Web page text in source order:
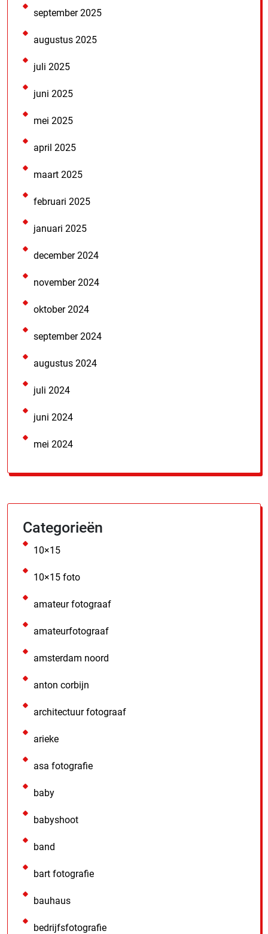
september 2025
augustus 2025
juli 2025
juni 2025
mei 2025
april 2025
maart 2025
februari 2025
januari 2025
december 2024
november 2024
oktober 2024
september 2024
augustus 2024
juli 2024
juni 2024
mei 2024
Categorieën
10×15
10×15 foto
amateur fotograaf
amateurfotograaf
amsterdam noord
anton corbijn
architectuur fotograaf
arieke
asa fotografie
baby
babyshoot
band
bart fotografie
bauhaus
bedrijfsfotografie